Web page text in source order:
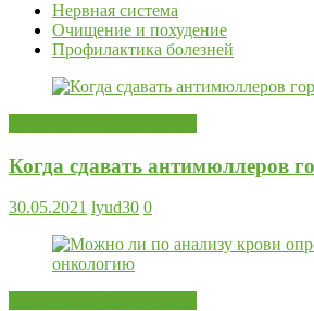
Нервная система
Очищение и похудение
Профилактика болезней
Когда сдавать антимюллеров
30.05.2021 lyud30 0